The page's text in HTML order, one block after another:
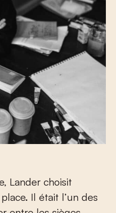
Lander choisit
Il était l’un des